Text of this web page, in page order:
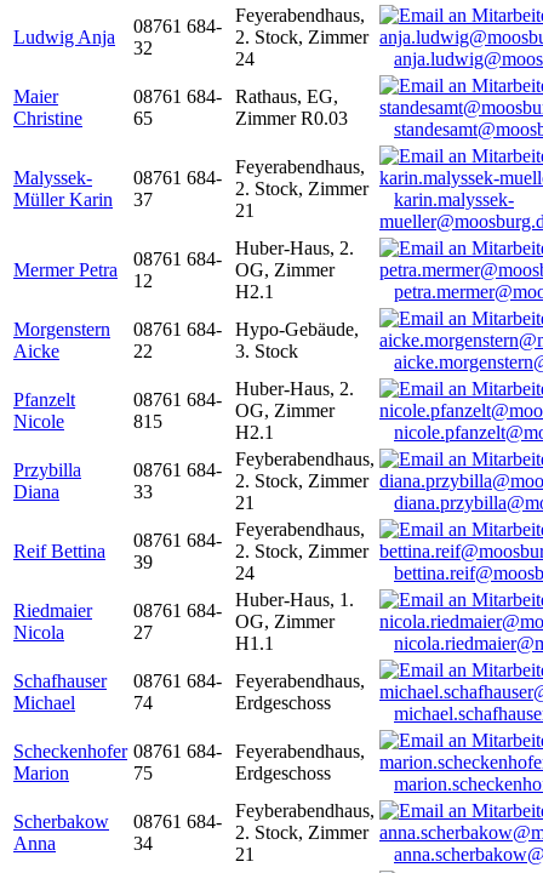
Ludwig Anja
08761 684-
32
Feyerabendhaus,
2. Stock, Zimmer
24
Maier
Christine
08761 684-
65
Rathaus, EG,
Zimmer R0.03
Malyssek-
Müller Karin
08761 684-
37
Feyerabendhaus,
2. Stock, Zimmer
21
karin.malyssek-
Mermer Petra
08761 684-
12
Huber-Haus, 2.
OG, Zimmer
H2.1
Morgenstern
Aicke
08761 684-
22
Hypo-Gebäude,
3. Stock
Pfanzelt
Nicole
08761 684-
815
Huber-Haus, 2.
OG, Zimmer
H2.1
Przybilla
Diana
08761 684-
33
Feyberabendhaus,
2. Stock, Zimmer
21
Reif Bettina
08761 684-
39
Feyerabendhaus,
2. Stock, Zimmer
24
Riedmaier
Nicola
08761 684-
27
Huber-Haus, 1.
OG, Zimmer
H1.1
Schafhauser
Michael
08761 684-
74
Feyerabendhaus,
Erdgeschoss
Scheckenhofer
Marion
08761 684-
75
Feyerabendhaus,
Erdgeschoss
Scherbakow
Anna
08761 684-
34
Feyberabendhaus,
2. Stock, Zimmer
21